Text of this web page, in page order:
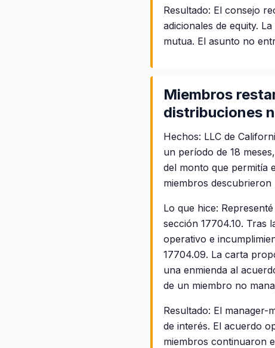
Resultado: El consejo
adicionales de equity.
mutua. El asunto no
Miembros
distribuciones
Hechos: LLC de
un período de 18
del monto que permitía
miembros
Lo que hice:
sección 17704.10. Tras
operativo e
17704.09. La carta
una enmienda al
de un miembro no
Resultado: El manager-
de interés. El acuerdo
miembros continuaron